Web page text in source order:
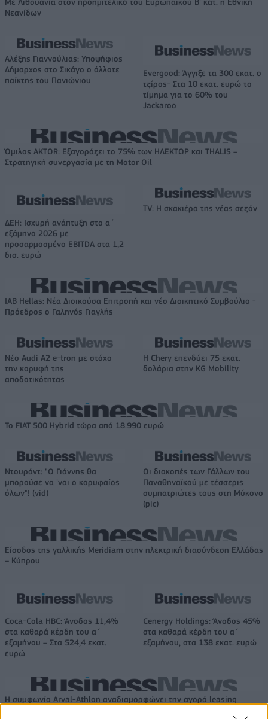
Νεανίδων
Αλέξης Γιαννούλιας: Υποψήφιος
Δήμαρχος στο Σικάγο ο άλλοτε
παίκτης του Πανιώνιου
Evergood: Άγγιξε τα 300 εκατ. ο
τζίρος- Στα 10 εκατ. ευρώ το
τίμημα για το 60% του
Jackaroo
Όμιλος AKTOR: Εξαγοράζει το 75% των ΗΛΕΚΤΩΡ και THALIS –
Στρατηγική συνεργασία με τη Motor Oil
ΔΕΗ: Ισχυρή ανάπτυξη στο α΄
εξάμηνο 2026 με
προσαρμοσμένο EBITDA στα 1,2
δισ. ευρώ
TV: Η σκακιέρα της νέας σεζόν
IAB Hellas: Νέα Διοικούσα Επιτροπή και νέο Διοικητικό Συμβούλιο -
Πρόεδρος ο Γαληνός Γιαγλής
Νέο Audi A2 e-tron με στόχο
την κορυφή της
αποδοτικότητας
Η Chery επενδύει 75 εκατ.
δολάρια στην KG Mobility
Το FIAT 500 Hybrid τώρα από 18.990 ευρώ
Ντουράντ: "Ο Γιάννης θα
μπορούσε να 'ναι ο κορυφαίος
όλων"! (vid)
Οι διακοπές των Γάλλων του
Παναθηναϊκού με τέσσερις
συμπατριώτες τους στη Μύκονο
(pic)
Είσοδος της γαλλικής Meridiam στην ηλεκτρική διασύνδεση Ελλάδας
– Κύπρου
Coca-Cola HBC: Άνοδος 11,4%
στα καθαρά κέρδη του α΄
εξαμήνου – Στα 524,4 εκατ.
ευρώ
Cenergy Holdings: Άνοδος 45%
στα καθαρά κέρδη του α΄
εξαμήνου, στα 138 εκατ. ευρώ
Η συμφωνία Arval-Athlon αναδιαμορφώνει την αγορά leasing